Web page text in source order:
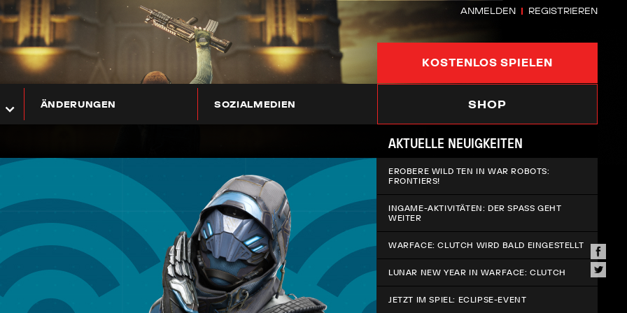
ANMELDEN REGISTRIEREN
KOSTENLOS SPIELEN
ÄNDERUNGEN SOZIALMEDIEN SHOP
AKTUELLE NEUIGKEITEN
EROBERE WILD TEN IN WAR ROBOTS:
FRONTIERS!
INGAME-AKTIVITÄTEN: DER SPASS GEHT W
EITER
WARFACE: CLUTCH WIRD BALD EINGESTELLT
LUNAR NEW YEAR IN WARFACE: CLUTCH
JETZT IM SPIEL: ECLIPSE-EVENT